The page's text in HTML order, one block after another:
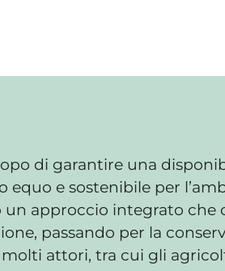
di garantire una
e sostenibile per
approccio integrato
passando per la
attori, tra cui gli